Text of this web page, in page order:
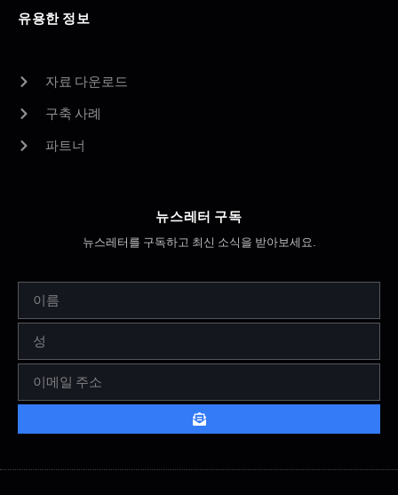
유용한 정보
자료 다운로드
구축 사례
파트너
뉴스레터 구독
뉴스레터를 구독하고 최신 소식을 받아보세요.